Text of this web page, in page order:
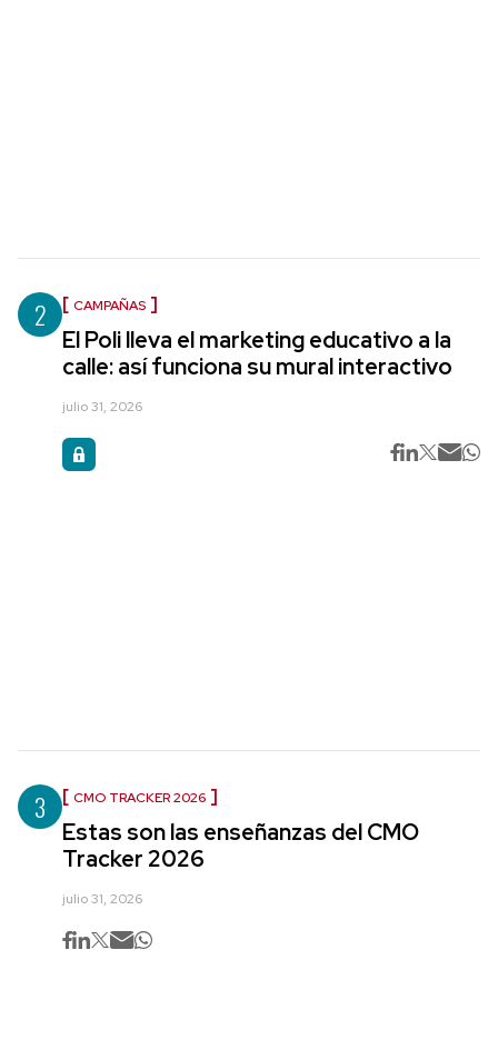
2 CAMPAÑAS
El Poli lleva el marketing educativo a la
calle: así funciona su mural interactivo
julio 31, 2026
3 CMO TRACKER 2026
Estas son las enseñanzas del CMO
Tracker 2026
julio 31, 2026